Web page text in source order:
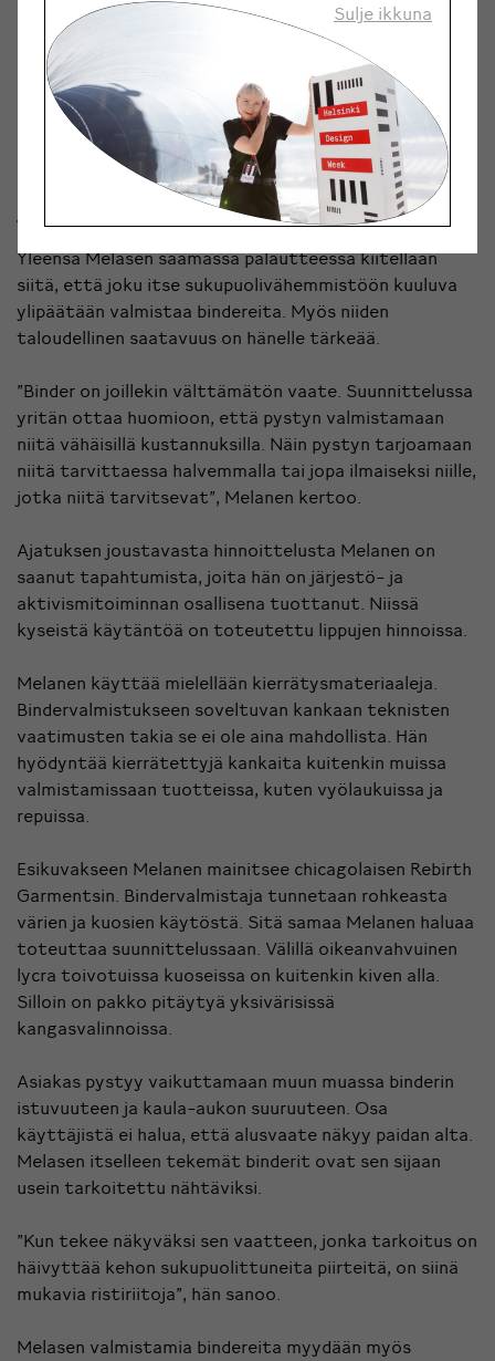
Melanen toivookin, että ihmiset tietäisivät
vaihtoehdon olemassaolosta. Suomessa toimivat
bindervalmistajat ovat yhä laskettavissa yhden käden
sormilla. Melasen Tampereella toimivan Ompelimo
Harakanpesän lisäksi bindereita tekee myös
hämeenlinnalainen Suomen Liivineulomo.
Joustavuutta suunnitteluun
Yleensä Melasen saamassa palautteessa kiitellään
siitä, että joku itse sukupuolivähemmistöön kuuluva
ylipäätään valmistaa bindereita. Myös niiden
taloudellinen saatavuus on hänelle tärkeää.
”Binder on joillekin välttämätön vaate. Suunnittelussa
yritän ottaa huomioon, että pystyn valmistamaan
niitä vähäisillä kustannuksilla. Näin pystyn tarjoamaan
niitä tarvittaessa halvemmalla tai jopa ilmaiseksi niille,
jotka niitä tarvitsevat”, Melanen kertoo.
Ajatuksen joustavasta hinnoittelusta Melanen on
saanut tapahtumista, joita hän on järjestö- ja
aktivismitoiminnan osallisena tuottanut. Niissä
kyseistä käytäntöä on toteutettu lippujen hinnoissa.
Melanen käyttää mielellään kierrätysmateriaaleja.
Bindervalmistukseen soveltuvan kankaan teknisten
vaatimusten takia se ei ole aina mahdollista. Hän
hyödyntää kierrätettyjä kankaita kuitenkin muissa
valmistamissaan tuotteissa, kuten vyölaukuissa ja
repuissa.
Esikuvakseen Melanen mainitsee chicagolaisen Rebirth
Garmentsin. Bindervalmistaja tunnetaan rohkeasta
värien ja kuosien käytöstä. Sitä samaa Melanen haluaa
toteuttaa suunnittelussaan. Välillä oikeanvahvuinen
lycra toivotuissa kuoseissa on kuitenkin kiven alla.
Silloin on pakko pitäytyä yksivärisissä
kangasvalinnoissa.
Asiakas pystyy vaikuttamaan muun muassa binderin
istuvuuteen ja kaula-aukon suuruuteen. Osa
käyttäjistä ei halua, että alusvaate näkyy paidan alta.
Melasen itselleen tekemät binderit ovat sen sijaan
usein tarkoitettu nähtäviksi.
”Kun tekee näkyväksi sen vaatteen, jonka tarkoitus on
häivyttää kehon sukupuolittuneita piirteitä, on siinä
mukavia ristiriitoja”, hän sanoo.
Melasen valmistamia bindereita myydään myös
Sulje ikkuna